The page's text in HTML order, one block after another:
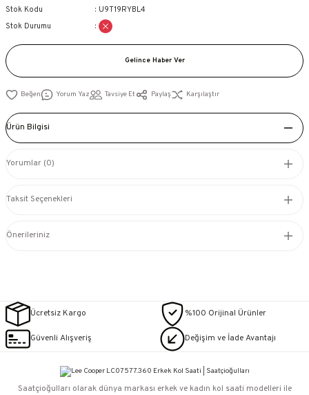
Stok Kodu
U9T19RYBL4
Stok Durumu
Gelince Haber Ver
Yorum Yaz Tavsiye Et Paylaş Karşılaştır
Ürün Bilgisi
Yorumlar (0)
Taksit Seçenekleri
Önerileriniz
Ücretsiz Kargo %100 Orijinal Ürünler
Güvenli Alışveriş Değişim ve İade Avantajı
Saatçioğulları⁠ olarak dünya markası erkek ve kadın kol saati modelleri ile